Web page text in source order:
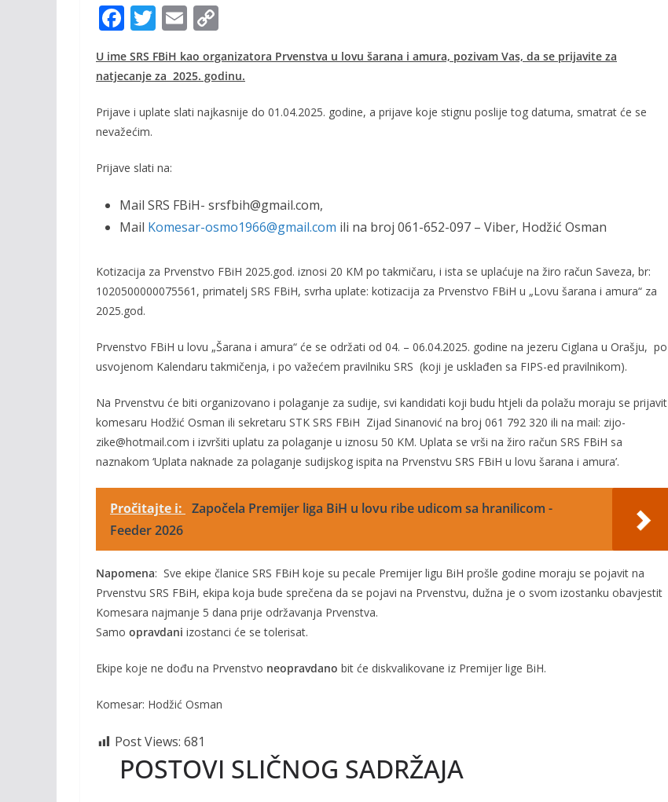
F
e
b
o
o
k
T
w
itt
er
E
ai
l
p
y
Li
U ime SRS FBiH kao organizatora Prvenstva u lovu šarana i amura, pozivam Vas, da se prijavite za
natjecanje za 2025. godinu.
Prijave i uplate slati najkasnije do 01.04.2025. godine, a prijave koje stignu poslije tog datuma, smatrat će se
nevažećim.
Prijave slati na:
Mail SRS FBiH- srsfbih@gmail.com,
Mail Komesar-osmo1966@gmail.com ili na broj 061-652-097 – Viber, Hodžić Osman
Kotizacija za Prvenstvo FBiH 2025.god. iznosi 20 KM po takmičaru, i ista se uplaćuje na žiro račun Saveza, br:
1020500000075561, primatelj SRS FBiH, svrha uplate: kotizacija za Prvenstvo FBiH u „Lovu šarana i amura“ za
2025.god.
Prvenstvo FBiH u lovu „Šarana i amura“ će se održati od 04. ­– 06.04.2025. godine na jezeru Ciglana u Orašju, po
usvojenom Kalendaru takmičenja, i po važećem pravilniku SRS (koji je usklađen sa FIPS-ed pravilnikom).
Na Prvenstvu će biti organizovano i polaganje za sudije, svi kandidati koji budu htjeli da polažu moraju se prijavit
komesaru Hodžić Osman ili sekretaru STK SRS FBiH Zijad Sinanović na broj 061 792 320 ili na mail: zijo-
zike@hotmail.com i izvršiti uplatu za polaganje u iznosu 50 KM. Uplata se vrši na žiro račun SRS FBiH sa
naznakom ‘Uplata naknade za polaganje sudijskog ispita na Prvenstvu SRS FBiH u lovu šarana i amura’.
Pročitajte i: Započela Premijer liga BiH u lovu ribe udicom sa hranilicom -
Feeder 2026
Napomena: Sve ekipe članice SRS FBiH koje su pecale Premijer ligu BiH prošle godine moraju se pojavit na
Prvenstvu SRS FBiH, ekipa koja bude sprečena da se pojavi na Prvenstvu, dužna je o svom izostanku obavjestit
Komesara najmanje 5 dana prije održavanja Prvenstva.
Samo opravdani izostanci će se tolerisat.
Ekipe koje ne dođu na Prvenstvo neopravdano bit će diskvalikovane iz Premijer lige BiH.
Komesar: Hodžić Osman
Post Views: 681
POSTOVI SLIČNOG SADRŽAJA